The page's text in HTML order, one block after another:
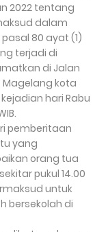
2022 tentang
dalam
80 ayat (1)
terjadi di
di Jalan
Magelang kota
hari Rabu
pemberitaan
yang
orang tua
pukul 14.00
untuk
bersekolah di